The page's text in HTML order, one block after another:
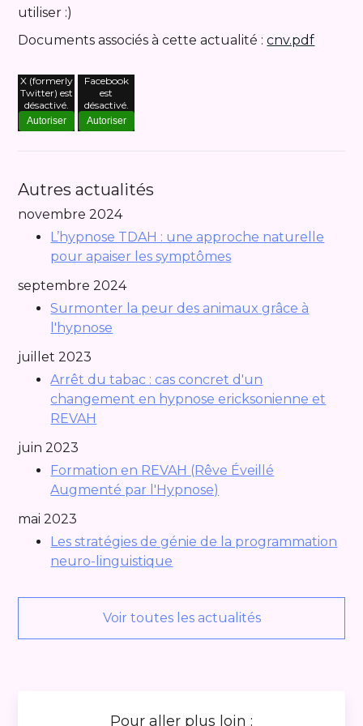
utiliser :)
Documents associés à cette actualité :cnv.pdf
X (formerly
Twitter) est
désactivé.
Autoriser
Facebook
est
désactivé.
Autoriser
Autres actualités
novembre 2024
L’hypnose TDAH : une approche naturelle
pour apaiser les symptômes
septembre 2024
Surmonter la peur des animaux grâce à
l'hypnose
juillet 2023
Arrêt du tabac : cas concret d'un
changement en hypnose ericksonienne et
REVAH
juin 2023
Formation en REVAH (Rêve Éveillé
Augmenté par l'Hypnose)
mai 2023
Les stratégies de génie de la programmation
neuro-linguistique
Voir toutes les actualités
Pour aller plus loin :